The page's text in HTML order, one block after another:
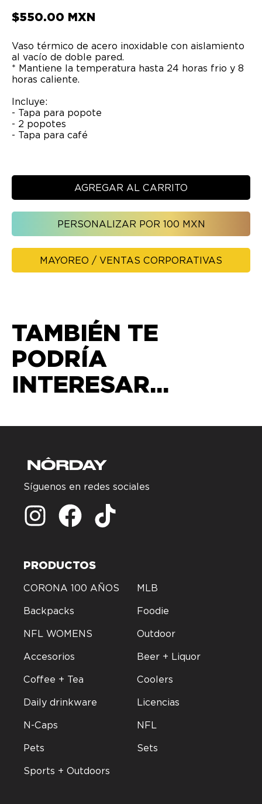
$550.00 MXN
Vaso térmico de acero inoxidable con aislamiento
al vacío de doble pared.
* Mantiene la temperatura hasta 24 horas frio y 8
horas caliente.
Incluye:
- Tapa para popote
- 2 popotes
- Tapa para café
AGREGAR AL CARRITO
PERSONALIZAR POR 100 MXN
MAYOREO / VENTAS CORPORATIVAS
TAMBIÉN TE
PODRÍA
INTERESAR...
Síguenos en redes sociales
PRODUCTOS
CORONA 100 AÑOS MLB
Backpacks Foodie
NFL WOMENS Outdoor
Accesorios Beer + Liquor
Coffee + Tea Coolers
Daily drinkware Licencias
N-Caps NFL
Pets Sets
Sports + Outdoors